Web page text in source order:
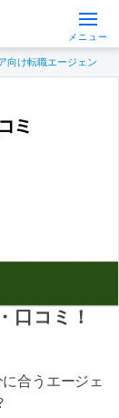
メニュー
向け転職エージェント
口コミ！
合うエージェ